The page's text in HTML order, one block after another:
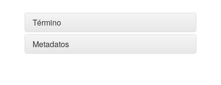
Término
Metadatos